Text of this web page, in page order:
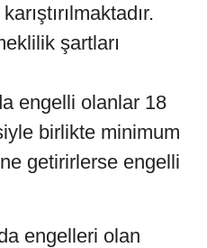
şartları
engelli olanlar 18
birlikte minimum
getirirlerse engelli
engelleri olan